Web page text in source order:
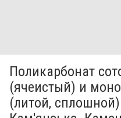
Поликарбонат
(ячеистый) и
(литой,